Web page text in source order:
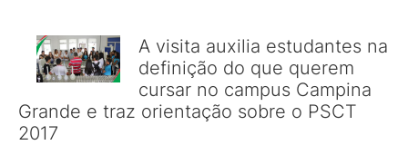
A visita auxilia estudantes na
definição do que querem
cursar no campus Campina
Grande e traz orientação sobre o PSCT
2017